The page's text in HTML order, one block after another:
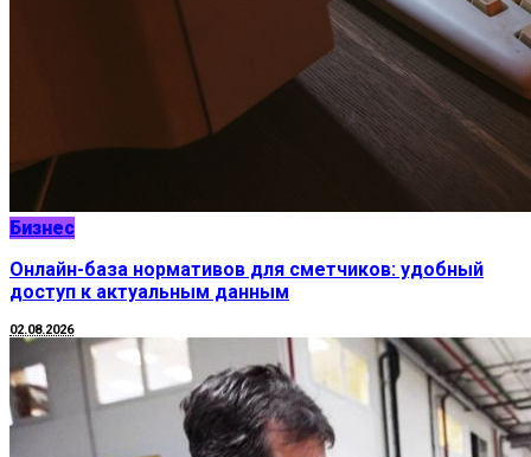
Бизнес
Онлайн-база нормативов для сметчиков: удобный
доступ к актуальным данным
02.08.2026